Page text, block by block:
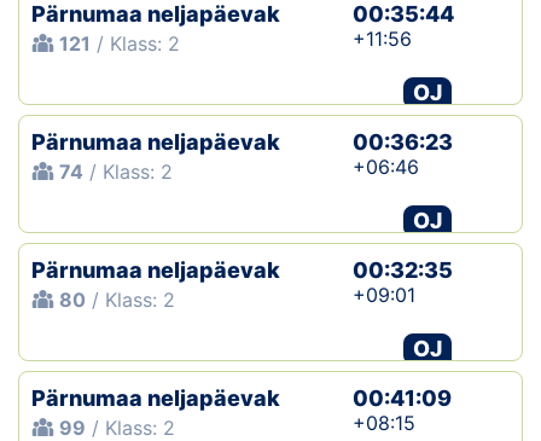
Pärnumaa neljapäevak
121 / Klass: 2
00:35:44
+11:56
OJ
Pärnumaa neljapäevak
74 / Klass: 2
00:36:23
+06:46
OJ
Pärnumaa neljapäevak
80 / Klass: 2
00:32:35
+09:01
OJ
Pärnumaa neljapäevak
99 / Klass: 2
00:41:09
+08:15